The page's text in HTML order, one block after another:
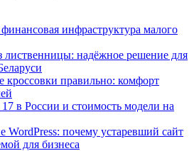
инфраструктура малого
лиственницы: надёжное решение для
правильно: комфорт
в России и стоимость модели на
почему устаревший сайт
для бизнеса